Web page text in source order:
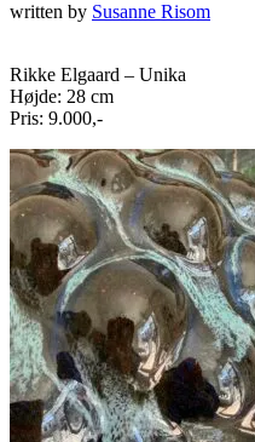
written by Susanne Risom
Rikke Elgaard – Unika
Højde: 28 cm
Pris: 9.000,-